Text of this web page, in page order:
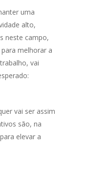
uma
alto,
neste campo,
melhorar a
vai
vai ser assim
são, na
elevar a